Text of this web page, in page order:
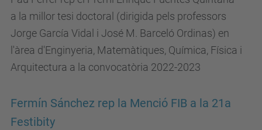
a la millor tesi doctoral (dirigida pels professors
Jorge García Vidal i José M. Barceló Ordinas) en
l'àrea d'Enginyeria, Matemàtiques, Química, Física i
Arquitectura a la convocatòria 2022-2023
Fermín Sánchez rep la Menció FIB a la 21a
Festibity